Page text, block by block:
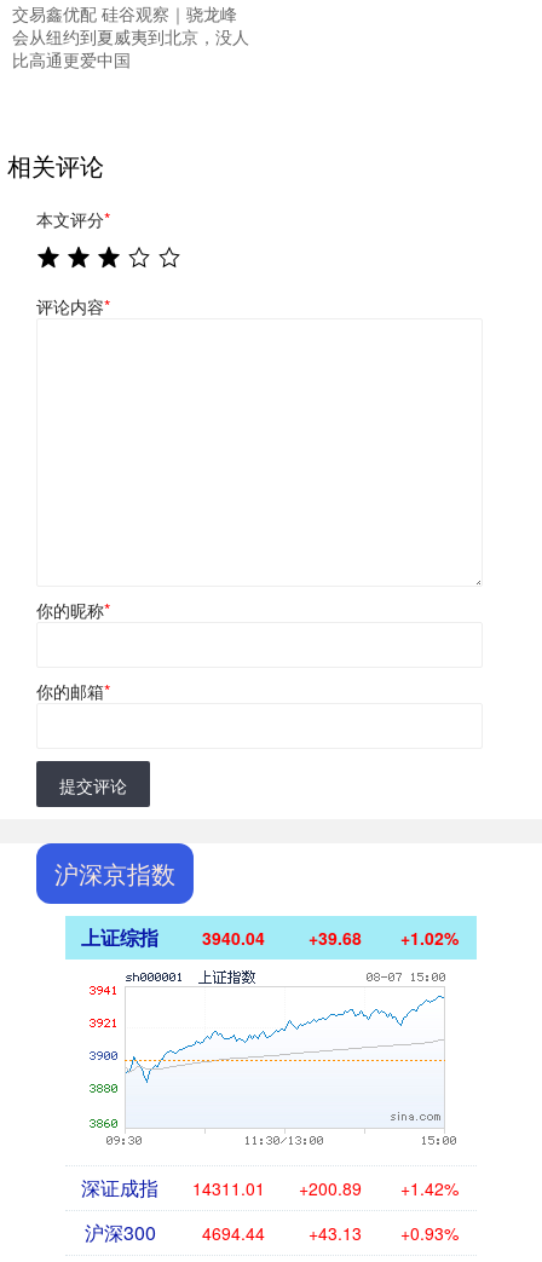
交易鑫优配 硅谷观察｜骁龙峰
会从纽约到夏威夷到北京，没人
比高通更爱中国
相关评论
本文评分*
评论内容*
你的昵称*
你的邮箱*
提交评论
沪深京指数
上证综指 3940.04 +39.68 +1.02%
深证成指 14311.01 +200.89 +1.42%
沪深300 4694.44 +43.13 +0.93%